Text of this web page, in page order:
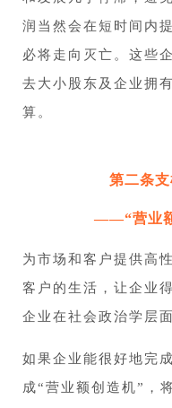
润当然会在短时间内
必将走向灭亡。这些
去大小股东及企业拥
算。
第二条支
——“营业
为市场和客户提供高
客户的生活，让企业
企业在社会政治学层
如果企业能很好地完
成“营业额创造机”，